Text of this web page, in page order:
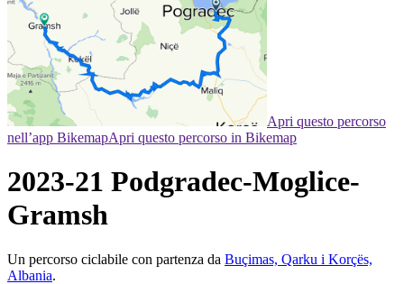
Apri questo percorso
nell’app BikemapApri questo percorso in Bikemap
2023-21 Podgradec-Moglice-
Gramsh
Un percorso ciclabile con partenza da Buçimas, Qarku i Korçës,
Albania.